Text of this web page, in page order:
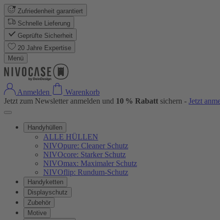
Zufriedenheit garantiert
Schnelle Lieferung
Geprüfte Sicherheit
20 Jahre Expertise
Menü
Anmelden
Warenkorb
Jetzt zum Newsletter anmelden und 10 % Rabatt sichern - Jetzt
Handyhüllen
ALLE HÜLLEN
NIVOpure: Cleaner Schutz
NIVOcore: Starker Schutz
NIVOmax: Maximaler Schutz
NIVOflip: Rundum-Schutz
Handyketten
Displayschutz
Zubehör
Motive